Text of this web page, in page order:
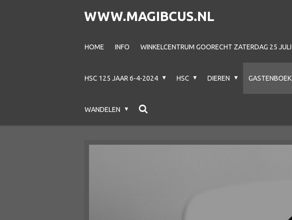
WWW.MAGIBCUS.NL
HOME INFO WINKELCENTRUM GOORECHT ZATERDAG 25 JULI
HSC 125 JAAR 6-4-2024 HSC DIEREN GASTENBOEK
WANDELEN